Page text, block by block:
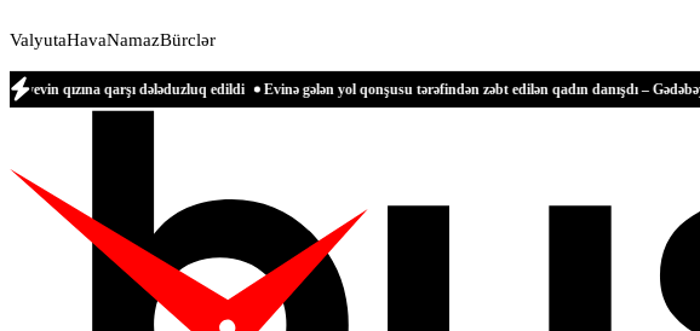
ValyutaHavaNamazBürclər
dələduzluq edildi Evinə gələn yol qonşusu tərəfindən zəbt edilən qadın danışdı – Gədəbəydən ŞİKAYƏT